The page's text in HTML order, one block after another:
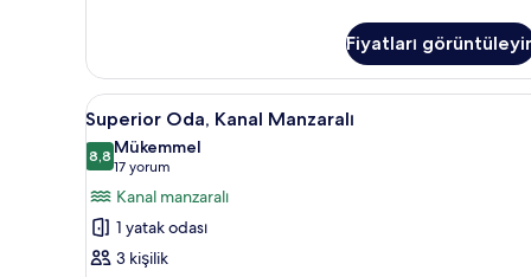
Büyük
(King)
Boy
Yatak
hakkında
daha
fazla
detay
Fiyatları
Superior
Oda,
Kanal
Manzaralı
için
tüm
fotoğrafları
Superior Oda, Kanal
5
Superior Oda, Kanal Manzaralı
8,88,8 / 10
Mükemmel
17 yorum
(17
yorum)
Kanal manzaralı
1 yatak odası
3 kişilik